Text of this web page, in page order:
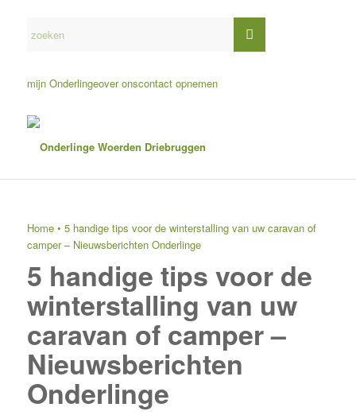
mijn Onderlingeover onscontact opnemen
Home• 5 handige tips voor de winterstalling van uw caravan of
camper – Nieuwsberichten Onderlinge
5 handige tips voor de
winterstalling van uw
caravan of camper –
Nieuwsberichten
Onderlinge